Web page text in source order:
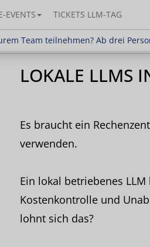
EVENTS TICKETS LLM-TAG
Team teilnehmen? Ab drei
teilnehmen? Ab drei
LOKALE LLMS
Es braucht ein
verwenden.
Ein lokal betriebenes
Kostenkontrolle und
lohnt sich das?